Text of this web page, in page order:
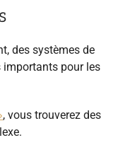
des systèmes de
importants pour les
, vous trouverez des